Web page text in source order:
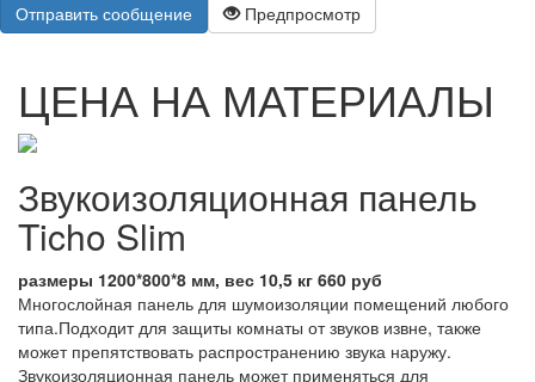
Отправить сообщение Предпросмотр
ЦЕНА НА МАТЕРИАЛЫ
Звукоизоляционная панель
Ticho Slim
размеры 1200*800*8 мм, вес 10,5 кг 660 руб
Многослойная панель для шумоизоляции помещений любого
типа.Подходит для защиты комнаты от звуков извне, также
может препятствовать распространению звука наружу.
Звукоизоляционная панель может применяться для